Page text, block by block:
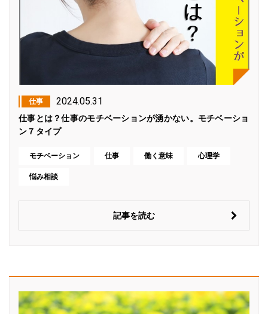
仕事 2024.05.31
仕事とは？仕事のモチベーションが湧かない。モチベーショ
ン７タイプ
モチベーション 仕事 働く意味 心理学
悩み相談
記事を読む